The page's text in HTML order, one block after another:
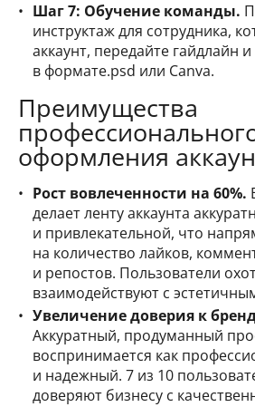
Шаг 7: Обучение команды.
инструктаж для сотрудника,
аккаунт, передайте гайдлайн
в формате.psd или Canva.
Преимущества
оформления
Рост вовлеченности на 60%.
делает ленту аккаунта
и привлекательной, что
на количество лайков,
и репостов. Пользователи
взаимодействуют с
Увеличение доверия к
Аккуратный, продуманный
воспринимается как
и надежный. 7 из 10
доверяют бизнесу с